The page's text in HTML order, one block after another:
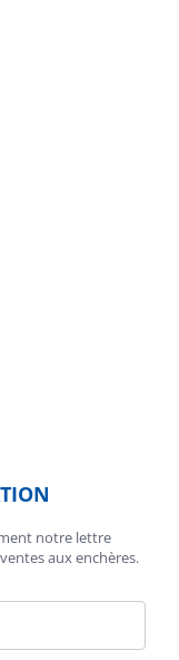
notre lettre
aux enchères.